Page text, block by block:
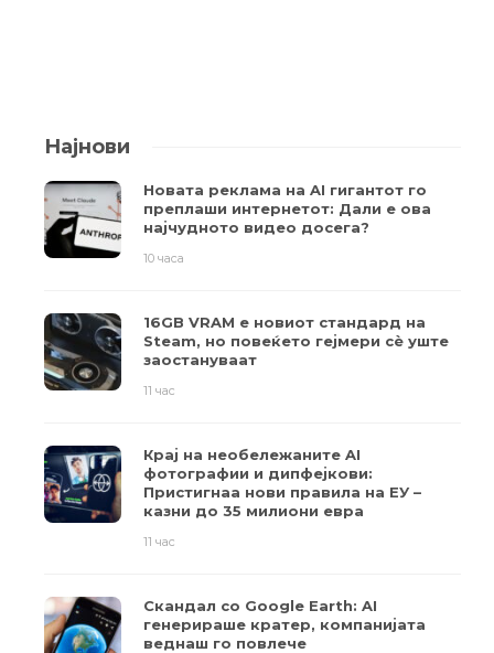
Најнови
Новата реклама на AI гигантот го
преплаши интернетот: Дали е ова
најчудното видео досега?
10 часа
16GB VRAM е новиот стандард на
Steam, но повеќето гејмери ​​сè уште
заостануваат
11 час
Крај на необележаните AI
фотографии и дипфејкови:
Пристигнаа нови правила на ЕУ –
казни до 35 милиони евра
11 час
Скандал со Google Earth: AI
генерираше кратер, компанијата
веднаш го повлече